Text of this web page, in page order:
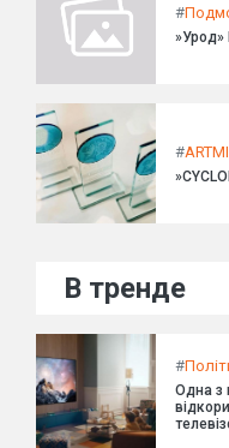
#
»Урод»
#
В тренде
#
Одна з